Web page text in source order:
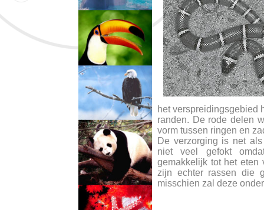
het verspreidingsgebied
randen. De rode delen
vorm tussen ringen en
De verzorging is net
niet veel gefokt
gemakkelijk tot het eten
zijn echter rassen die
misschien zal deze